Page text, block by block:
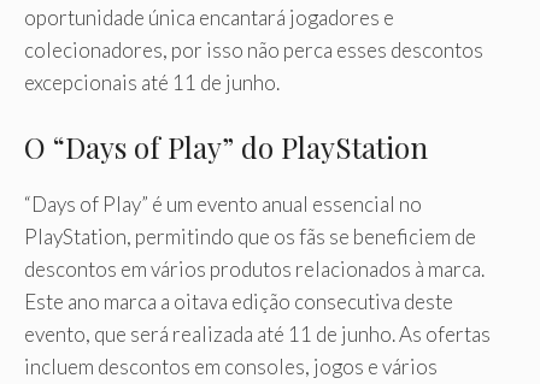
oportunidade única encantará jogadores e
colecionadores, por isso não perca esses descontos
excepcionais até 11 de junho.
O “Days of Play” do PlayStation
“Days of Play” é um evento anual essencial no
PlayStation, permitindo que os fãs se beneficiem de
descontos em vários produtos relacionados à marca.
Este ano marca a oitava edição consecutiva deste
evento, que será realizada até 11 de junho. As ofertas
incluem descontos em consoles, jogos e vários